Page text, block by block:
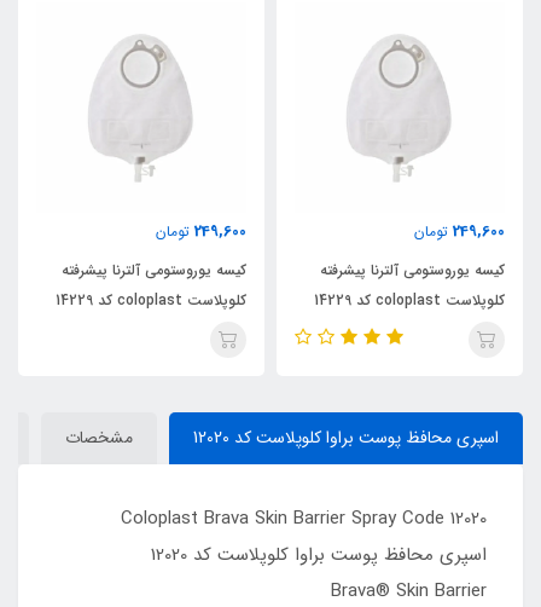
249,600 تومان
کیسه یوروستومی آلترنا پیشرفته
کلوپلاست coloplast کد 14229
249,600 تومان
کیسه یوروستومی آلترنا پیشرفته
کلوپلاست coloplast کد 14229
اسپری محافظ پوست براوا کلوپلاست کد 12020 مشخصات
Coloplast Brava Skin Barrier Spray Code 12020
اسپری محافظ پوست براوا کلوپلاست کد 12020
Brava® Skin Barrier